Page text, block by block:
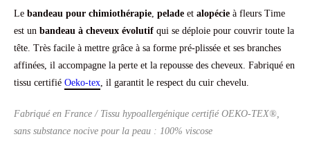
Le bandeau pour chimiothérapie pelade et alopécie à fleurs Time
est un bandeau à cheveux évolutif qui se déploie pour couvrir toute la
tête. Très facile à mettre grâce à sa forme pré-plissée et ses branches
affinées, il accompagne la perte et la repousse des cheveux. Fabriqué en
tissu certifié Oeko-tex , il garantit le respect du cuir chevelu.
Fabriqué en France / Tissu hypoallergénique certifié OEKO-TEX®,
sans substance nocive pour la peau : 100% viscose